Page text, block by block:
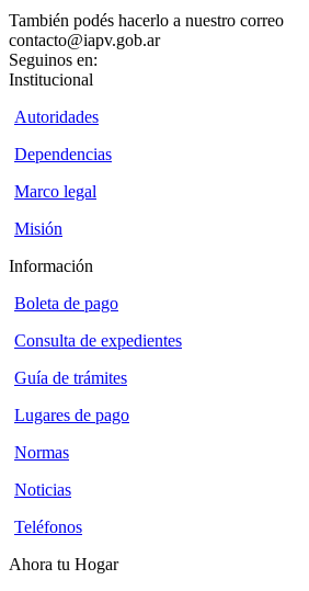
También podés hacerlo a nuestro correo
contacto@iapv.gob.ar
Seguinos en:
Institucional
Autoridades
Dependencias
Marco legal
Misión
Información
Boleta de pago
Consulta de expedientes
Guía de trámites
Lugares de pago
Normas
Noticias
Teléfonos
Ahora tu Hogar